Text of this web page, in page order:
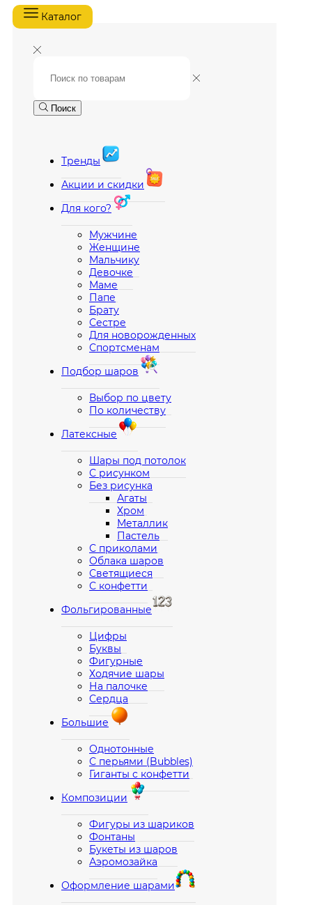
Каталог
Поиск
Тренды
Акции и скидки
Для кого?
Мужчине
Женщине
Мальчику
Девочке
Маме
Папе
Брату
Сестре
Для новорожденных
Спортсменам
Подбор шаров
Выбор по цвету
По количеству
Латексные
Шары под потолок
С рисунком
Без рисунка
Агаты
Хром
Металлик
Пастель
С приколами
Облака шаров
Светящиеся
С конфетти
Фольгированные
Цифры
Буквы
Фигурные
Ходячие шары
На палочке
Сердца
Большие
Однотонные
С перьями (Bubbles)
Гиганты с конфетти
Композиции
Фигуры из шариков
Фонтаны
Букеты из шаров
Аэромозайка
Оформление шарами